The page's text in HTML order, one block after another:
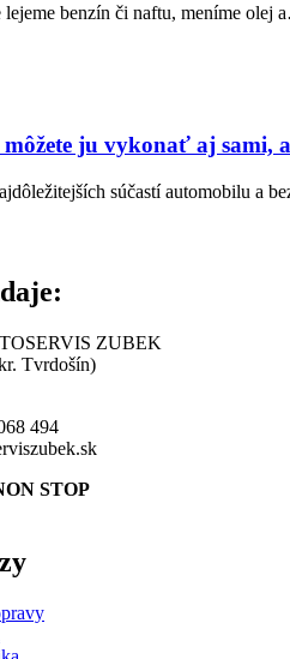
lejeme benzín či naftu, meníme olej
ju vykonať aj sami,
súčastí automobilu a
ZUBEK
Tvrdošín)
494
STOP